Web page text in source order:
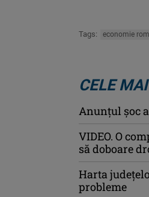
Tags: economie
CELE
Anunţul şoc
VIDEO. O
să doboare
Harta
probleme